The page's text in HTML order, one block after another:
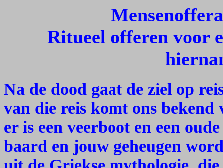
Ritueel offeren voor
Na de dood gaat de ziel op
van die reis komt ons
er is een veerboot en een
baard en jouw geheugen